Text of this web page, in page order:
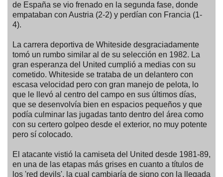
de España se vio frenado en la segunda fase, donde
empataban con Austria (2-2) y perdían con Francia (1-
4).
La carrera deportiva de Whiteside desgraciadamente
tomó un rumbo similar al de su selección en 1982. La
gran esperanza del United cumplió a medias con su
cometido. Whiteside se trataba de un delantero con
escasa velocidad pero con gran manejo de pelota, lo
que le llevó al centro del campo en sus últimos días,
que se desenvolvía bien en espacios pequeños y que
podía culminar las jugadas tanto dentro del área como
con su certero golpeo desde el exterior, no muy potente
pero sí colocado.
El atacante vistió la camiseta del United desde 1981-89,
en una de las etapas más grises en cuanto a títulos de
los 'red devils', la cual cambiaría de signo con la llegada